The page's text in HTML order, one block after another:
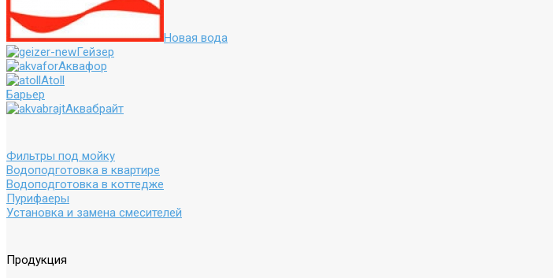
Новая вода
Гейзер
Аквафор
Atoll
Барьер
Аквабрайт
Фильтры под мойку
Водоподготовка в квартире
Водоподготовка в коттедже
Пурифаеры
Установка и замена смесителей
Продукция